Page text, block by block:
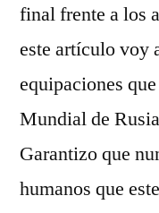
final frente a los
este artículo voy
equipaciones
Mundial de
Garantizo que
humanos que